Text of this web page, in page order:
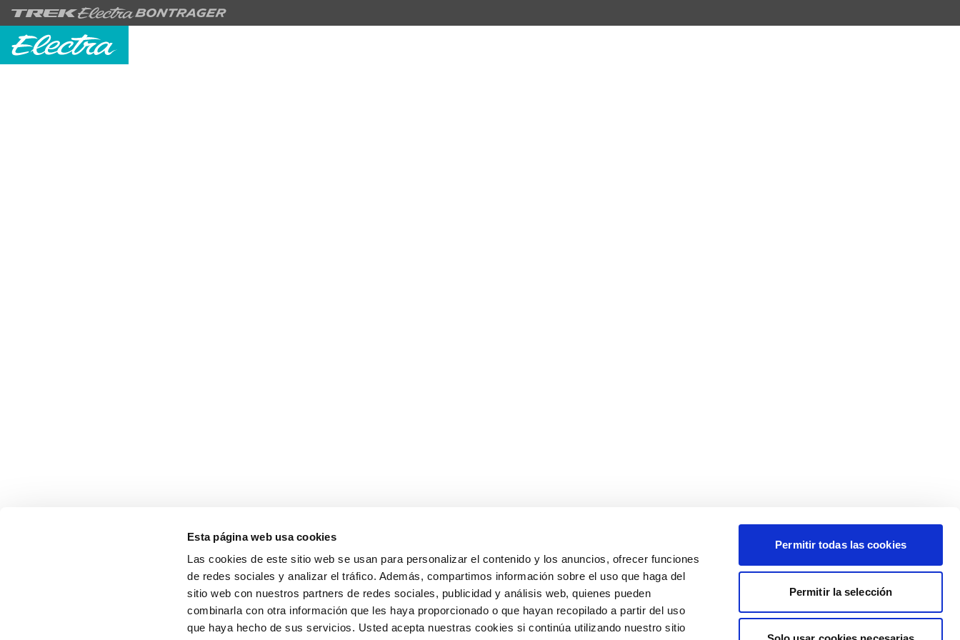
Esta página web usa cookies
Las cookies de este sitio web se usan para personalizar el contenido y los anuncios, ofrecer funciones
de redes sociales y analizar el tráfico. Además, compartimos información sobre el uso que haga del
sitio web con nuestros partners de redes sociales, publicidad y análisis web, quienes pueden
combinarla con otra información que les haya proporcionado o que hayan recopilado a partir del uso
que haya hecho de sus servicios. Usted acepta nuestras cookies si continúa utilizando nuestro sitio
Permitir todas las cookies
Permitir la selección